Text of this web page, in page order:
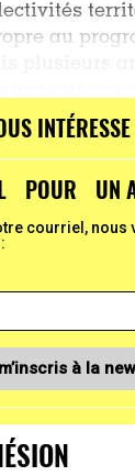
au
POUR UN
courriel, nous
à la